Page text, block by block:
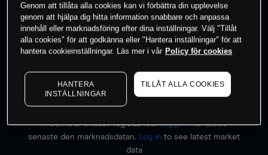
instrument
Börja handla
Priserna är endast vägledande.Logga inför att se
senaste den marknadsdatan.
Log in to see latest market
data
Genom att tillåta alla cookies kan vi förbättra din upplevelse
genom att hjälpa dig hitta information snabbare och anpassa
innehåll eller marknadsföring efter dina inställningar. Välj "Tillåt
alla cookies" för att godkänna eller "Hantera inställningar" för att
hantera cookieinställningar. Läs mer i vår Policy för cookies
HANTERA
INSTÄLLNINGAR
TILLÅT ALLA COOKIES